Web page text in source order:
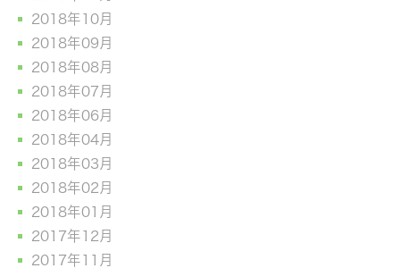
2018年10月
2018年09月
2018年08月
2018年07月
2018年06月
2018年04月
2018年03月
2018年02月
2018年01月
2017年12月
2017年11月